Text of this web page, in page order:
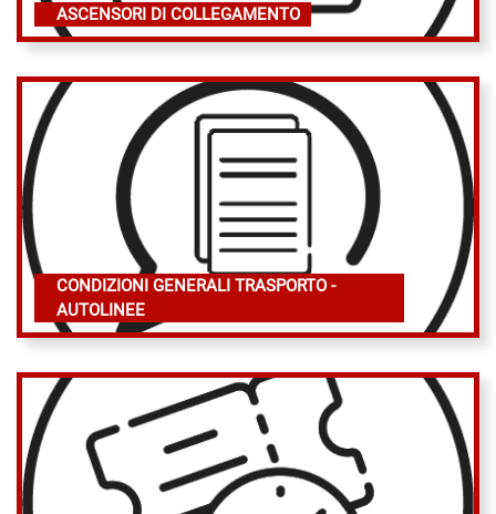
ASCENSORI DI COLLEGAMENTO
CONDIZIONI GENERALI TRASPORTO -
AUTOLINEE